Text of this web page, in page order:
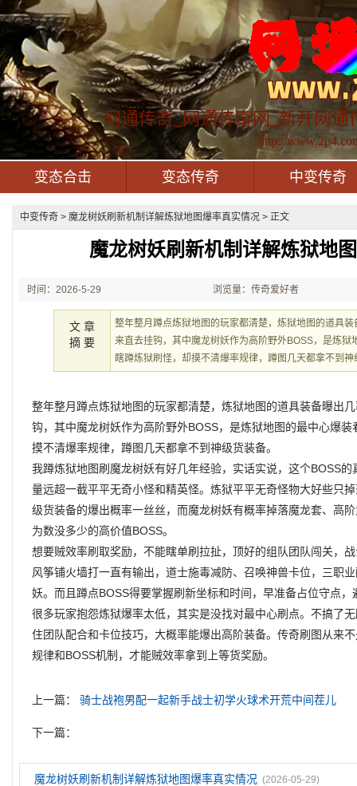
网通传奇_网通传奇网_新开网通
http://
变态合击 变态传奇 中变传奇
中变传奇 > 魔龙树妖刷新机制详解炼狱地图爆率真实情况 > 正文
魔龙树妖刷新机制详解炼狱地
时间：2026-5-29
21:35:39
浏览量：传奇爱好者
文 章
摘 要
整年整月蹲点炼狱地图的玩家都清楚，炼狱地图的道具
来直去挂钩，其中魔龙树妖作为高阶野外BOSS，是炼狱
瞎蹲炼狱刷怪，却摸不清爆率规律，蹲图几天都拿不到
整年整月蹲点炼狱地图的玩家都清楚，炼狱地图的道具装备曝出
钩，其中魔龙树妖作为高阶野外BOSS，是炼狱地图的最中心爆
摸不清爆率规律，蹲图几天都拿不到神级货装备。
我蹲炼狱地图刷魔龙树妖有好几年经验，实话实说，这个BOSS
量远超一截平平无奇小怪和精英怪。炼狱平平无奇怪物大好些只
级货装备的爆出概率一丝丝，而魔龙树妖有概率掉落魔龙套、高
为数没多少的高价值BOSS。
想要贼效率刷取奖励，不能瞎单刷拉扯，顶好的组队团队闯关，
风筝铺火墙打一直有输出，道士施毒减防、召唤神兽卡位，三职
妖。而且蹲点BOSS得要掌握刷新坐标和时间，早准备占位守点
很多玩家抱怨炼狱爆率太低，其实是没找对最中心刷点。不搞了
住团队配合和卡位技巧，大概率能爆出高阶装备。传奇刷图从来
规律和BOSS机制，才能贼效率拿到上等货奖励。
上一篇：骑士战袍男配一起新手战士初学火球术开荒中间茬儿
下一篇：
魔龙树妖刷新机制详解炼狱地图爆率真实情况 (2026-05-29)